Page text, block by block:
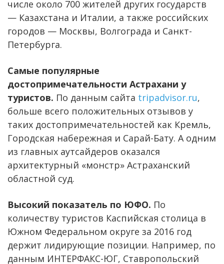
числе около 700 жителей других государств
— Казахстана и Италии, а также российских
городов — Москвы, Волгограда и Санкт-
Петербурга.
Самые популярные
достопримечательности Астрахани у
туристов. По данным сайта tripadvisor.ru,
больше всего положительных отзывов у
таких достопримечательностей как Кремль,
Городская набережная и Сарай-Бату. А одним
из главных аутсайдеров оказался
архитектурный «монстр» Астраханский
областной суд.
Высокий показатель по ЮФО. По
количеству туристов Каспийская столица в
Южном Федеральном округе за 2016 год
держит лидирующие позиции. Например, по
данным ИНТЕРФАКС-ЮГ, Ставропольский